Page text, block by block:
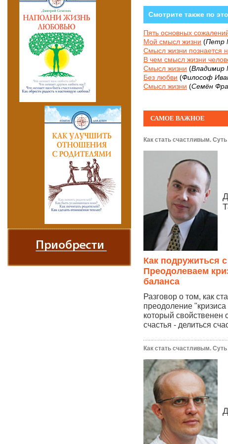
Смотрите также по
Пять основных
Мой смысл жизни (Петр
Смысл жизни познается
В чем смысл жизни
Смысл жизни (Владимир
Без любви (Философ
Смысл жизни (Семён
САМОЕ ВАЖНОЕ
Как стать счастливым. Суть
Как подружиться
Преодолеваем
баланса
Разговор о том, как
преодоление
который
счастья - делиться
Как стать счастливым. Суть